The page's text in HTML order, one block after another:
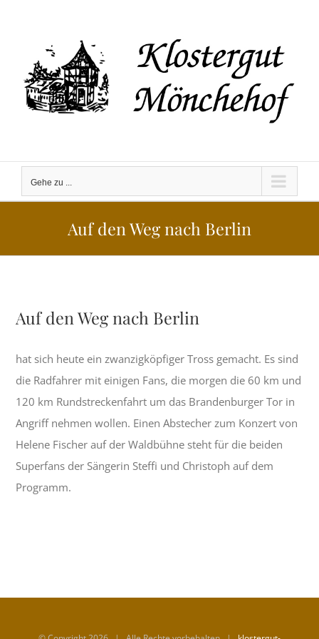
Gehe zu ...
Auf den Weg nach Berlin
Auf den Weg nach Berlin
hat sich heute ein zwanzigköpfiger Tross gemacht. Es sind
die Radfahrer mit einigen Fans, die morgen die 60 km und
120 km Rundstreckenfahrt um das Brandenburger Tor in
Angriff nehmen wollen. Einen Abstecher zum Konzert von
Helene Fischer auf der Waldbühne steht für die beiden
Superfans der Sängerin Steffi und Christoph auf dem
Programm.